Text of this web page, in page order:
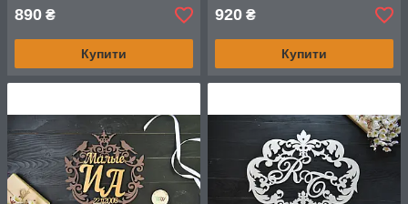
890 ₴
Купити
920 ₴
Купити